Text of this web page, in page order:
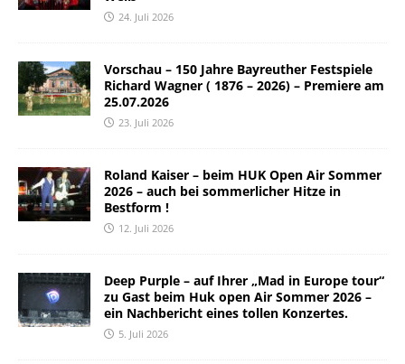
24. Juli 2026
Vorschau – 150 Jahre Bayreuther Festspiele
Richard Wagner ( 1876 – 2026) – Premiere am
25.07.2026
23. Juli 2026
Roland Kaiser – beim HUK Open Air Sommer
2026 – auch bei sommerlicher Hitze in
Bestform !
12. Juli 2026
Deep Purple – auf Ihrer „Mad in Europe tour“
zu Gast beim Huk open Air Sommer 2026 –
ein Nachbericht eines tollen Konzertes.
5. Juli 2026